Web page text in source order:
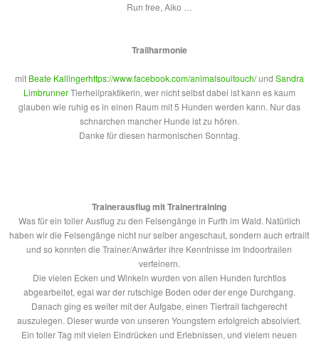
Run free, Aiko …
Trailharmonie
mit Beate Kallingerhttps://www.facebook.com/animalsoultouch/und Sandra
LimbrunnerTierheilpraktikerin, wer nicht selbst dabei ist kann es kaum
glauben wie ruhig es in einen Raum mit 5 Hunden werden kann. Nur das
schnarchen mancher Hunde ist zu hören.
Danke für diesen harmonischen Sonntag.
Trainerausflug mit Trainertraining
Was für ein toller Ausflug zu den Felsengänge in Furth im Wald. Natürlich
haben wir die Felsengänge nicht nur selber angeschaut, sondern auch ertrailt
und so konnten die Trainer/Anwärter ihre Kenntnisse im Indoortrailen
verfeinern.
Die vielen Ecken und Winkeln wurden von allen Hunden furchtlos
abgearbeitet, egal war der rutschige Boden oder der enge Durchgang.
Danach ging es weiter mit der Aufgabe, einen Tiertrail fachgerecht
auszulegen. Dieser wurde von unseren Youngstern erfolgreich absolviert.
Ein toller Tag mit vielen Eindrücken und Erlebnissen, und vielem neuen